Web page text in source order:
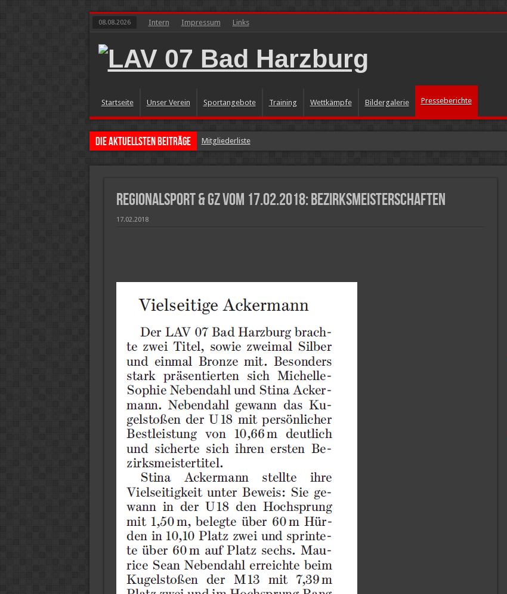
08.08.2026 Intern Impressum Links
Startseite Unser Verein Sportangebote Training Wettkämpfe Bildergalerie Presseberichte
Die aktuellsten Beiträge Mitgliederliste
Bildergalerien ergänzt
regionalsport & GZ vom 17.02.2018: Bezirksmeisterschaften
17.02.2018